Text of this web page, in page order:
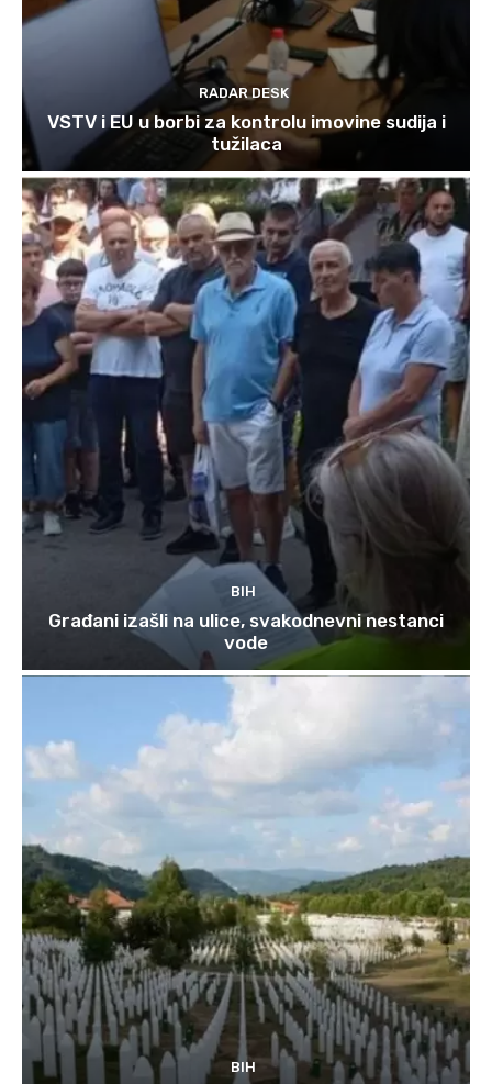
RADAR DESK
VSTV i EU u borbi za kontrolu imovine sudija i
tužilaca
BIH
Građani izašli na ulice, svakodnevni nestanci
vode
BIH